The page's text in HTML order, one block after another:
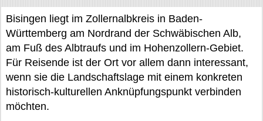
Bisingen liegt im Zollernalbkreis in Baden-
Württemberg am Nordrand der Schwäbischen Alb,
am Fuß des Albtraufs und im Hohenzollern-Gebiet.
Für Reisende ist der Ort vor allem dann interessant,
wenn sie die Landschaftslage mit einem konkreten
historisch-kulturellen Anknüpfungspunkt verbinden
möchten.